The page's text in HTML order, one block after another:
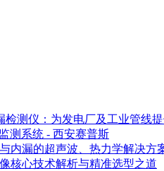
测仪：为发电厂及工业管线
测系统 - 西安赛普斯
内漏的超声波、热力学解决方
核心技术解析与精准选型之道